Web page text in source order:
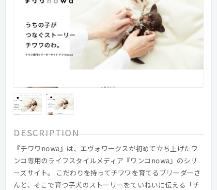
DESCRIPTION
『チワワnowa』は、エヴォワークスが初めて立ち上げたワ
ンコ専用のライフスタイルメディア『ワンコnowa』のシリ
ーズサイト。 こだわりを持ってチワワを育てるブリーダーさ
んと、そこで育つ子犬のストーリーをていねいに伝える「チ